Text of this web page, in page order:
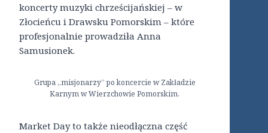
koncerty muzyki chrześcijańskiej – w
Złocieńcu i Drawsku Pomorskim – które
profesjonalnie prowadziła Anna
Samusionek.
Grupa „misjonarzy” po koncercie w Zakładzie
Karnym w Wierzchowie Pomorskim.
Market Day to także nieodłączna część